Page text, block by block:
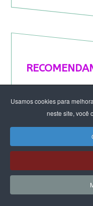
Usamos cookies para
neste site, você
antirracismo
anticapitalista